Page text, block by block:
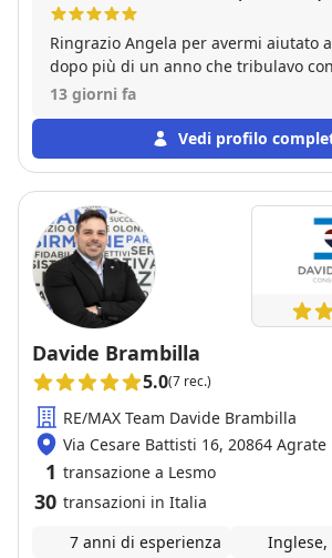
Ringrazio Angela per avermi aiutato
dopo più di un anno che tribulavo
Con lei ho venduto in meno di 2 mesi
13 giorni fa
Vedi profilo
Davide Brambilla
5.0(7 rec.)
RE/MAX Team Davide Brambilla
Via Cesare Battisti 16, 20864 Agrate
1 transazione a Lesmo
30 transazioni in Italia
7 anni di esperienza